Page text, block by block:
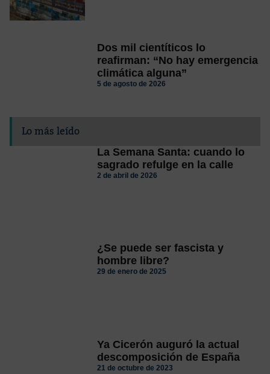
Dos mil cientíticos lo
reafirman: “No hay emergencia
climática alguna”
5 de agosto de 2026
Lo más leído
La Semana Santa: cuando lo
sagrado refulge en la calle
2 de abril de 2026
¿Se puede ser fascista y
hombre libre?
29 de enero de 2025
Ya Cicerón auguró la actual
descomposición de España
21 de octubre de 2023